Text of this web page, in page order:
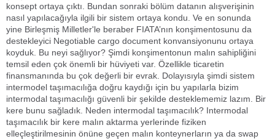
konsept ortaya çıktı. Bundan sonraki bölüm datanın alışverişinin
nasıl yapılacağıyla ilgili bir sistem ortaya kondu. Ve en sonunda
yine Birleşmiş Milletler'le beraber FIATA’nın konşimentosunu da
destekleyici Negotiable cargo document konvansiyonunu ortaya
koyduk. Bu neyi sağlıyor? Şimdi konşimentonun malın sahipliğini
temsil eden çok önemli bir hüviyeti var. Özellikle ticaretin
finansmanında bu çok değerli bir evrak. Dolayısıyla şimdi sistem
intermodel taşımacılığa doğru kaydığı için bu yapılarla bizim
intermodal taşımacılığı güvenli bir şekilde desteklememiz lazım. Bir
kere bunu sağladık. Neden intermodal taşımacılık? Intermodal
taşımacılık bir kere malın aktarma yerlerinde fiziken
elleçleştirilmesinin önüne geçen malın konteynerların ya da swap